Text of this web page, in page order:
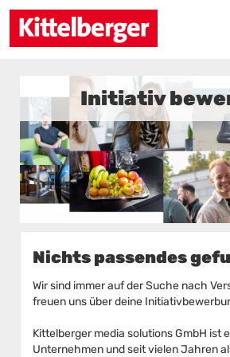
Initiativ
Nichts passendes
Wir sind immer auf der Suche nach
freuen uns über deine
Kittelberger media solutions GmbH ist
Unternehmen und seit vielen Jahren